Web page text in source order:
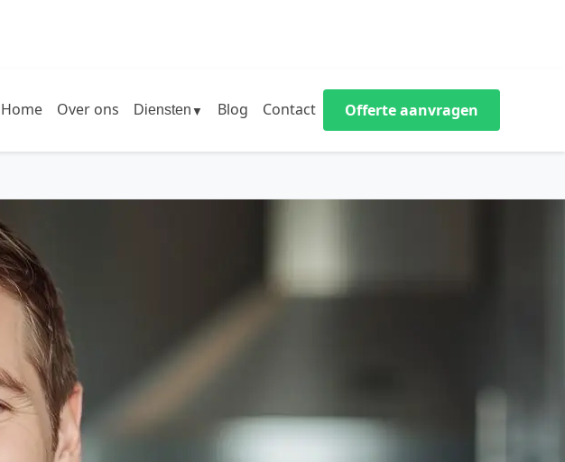
Home Over ons Diensten ▼ Blog Contact Offerte aanvragen